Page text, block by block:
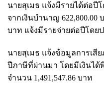
นายสุเมธ แจ้งมีรายได้ต่อปี
จากเงินบำนาญ 622,800.00
บาท แจ้งมีรายจ่ายต่อปีโดย
นายสุเมธ แจ้งข้อมูลการเสี
ปีภาษีที่ผ่านมา โดยมีเงินได้
จำนวน 1,491,547.86 บาท